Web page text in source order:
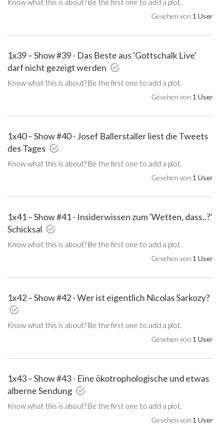
Gesehen von 1 User
1x39 – Show #39 - Das Beste aus 'Gottschalk Live'
darf nicht gezeigt werden
Know what this is about? Be the first one to add a plot.
Gesehen von 1 User
1x40 – Show #40 - Josef Ballerstaller liest die Tweets
des Tages
Know what this is about? Be the first one to add a plot.
Gesehen von 1 User
1x41 – Show #41 - Insiderwissen zum 'Wetten, dass..?'
Schicksal
Know what this is about? Be the first one to add a plot.
Gesehen von 1 User
1x42 – Show #42 - Wer ist eigentlich Nicolas Sarkozy?
Know what this is about? Be the first one to add a plot.
Gesehen von 1 User
1x43 – Show #43 - Eine ökotrophologische und etwas
alberne Sendung
Know what this is about? Be the first one to add a plot.
Gesehen von 1 User